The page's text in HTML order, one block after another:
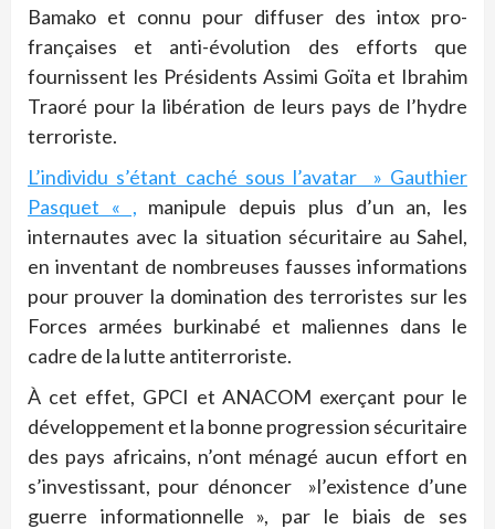
Bamako et connu pour diffuser des intox pro-
françaises et anti-évolution des efforts que
fournissent les Présidents Assimi Goïta et Ibrahim
Traoré pour la libération de leurs pays de l’hydre
terroriste.
L’individu s’étant caché sous l’avatar » Gauthier
Pasquet « , manipule depuis plus d’un an, les
internautes avec la situation sécuritaire au Sahel,
en inventant de nombreuses fausses informations
pour prouver la domination des terroristes sur les
Forces armées burkinabé et maliennes dans le
cadre de la lutte antiterroriste.
À cet effet, GPCI et ANACOM exerçant pour le
développement et la bonne progression sécuritaire
des pays africains, n’ont ménagé aucun effort en
s’investissant, pour dénoncer »l’existence d’une
guerre informationnelle », par le biais de ses